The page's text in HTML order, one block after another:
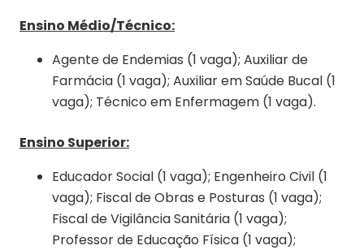
Ensino Médio/Técnico:
Agente de Endemias (1 vaga); Auxiliar de
Farmácia (1 vaga); Auxiliar em Saúde Bucal (1
vaga); Técnico em Enfermagem (1 vaga).
Ensino Superior:
Educador Social (1 vaga); Engenheiro Civil (1
vaga); Fiscal de Obras e Posturas (1 vaga);
Fiscal de Vigilância Sanitária (1 vaga);
Professor de Educação Física (1 vaga);